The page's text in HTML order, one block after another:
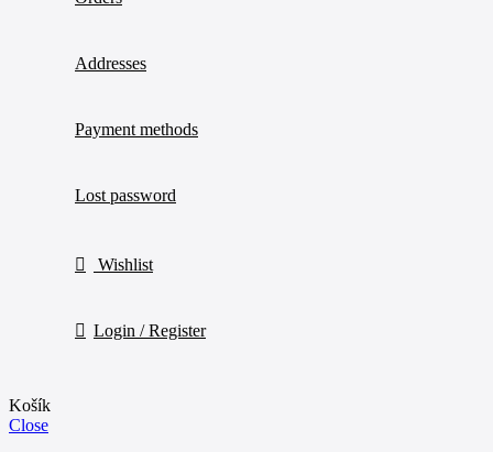
Addresses
Payment methods
Lost password
Wishlist
Login / Register
Košík
Close